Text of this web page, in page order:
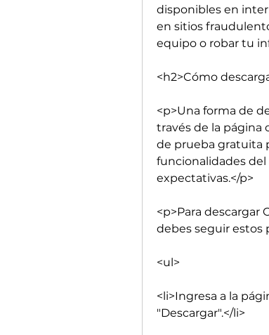
disponibles en
en sitios
equipo o robar tu
<h2>Cómo
<p>Una forma de
través de la página
de prueba gratuita
funcionalidades del
expectativas.</p>
<p>Para descargar
debes seguir estos
<ul>
<li>Ingresa a la
"Descargar".</li>